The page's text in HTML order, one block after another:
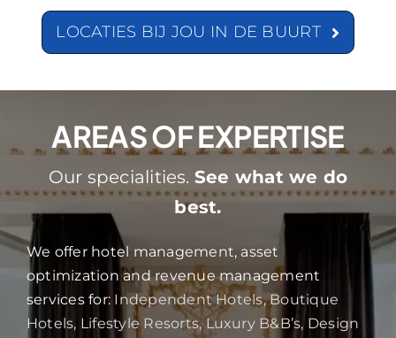
LOCATIES BIJ JOU IN DE BUURT
AREAS OF EXPERTISE
Our specialities. See what we do
best.
We offer hotel management, asset
optimization and revenue management
services for: Independent Hotels,Boutique
Hotels, Lifestyle Resorts, Luxury B&B’s, Design